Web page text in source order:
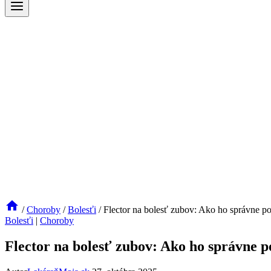
/ Choroby / Bolesťi / Flector na bolesť zubov: Ako ho správne
Bolesťi | Choroby
Flector na bolesť zubov: Ako ho správne